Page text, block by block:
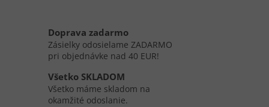
Doprava zadarmo
Zásielky odosielame ZADARMO
pri objednávke nad 40 EUR!
Všetko SKLADOM
Všetko máme skladom na
okamžité odoslanie.